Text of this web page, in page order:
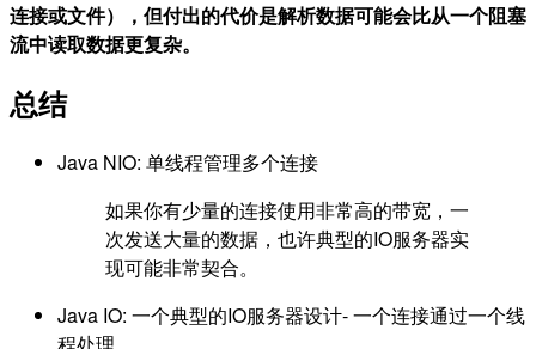
连接或文件），但付出的代价是解析数据可能会比从一个阻塞
流中读取数据更复杂。
总结
Java NIO: 单线程管理多个连接
如果你有少量的连接使用非常高的带宽，一
次发送大量的数据，也许典型的IO服务器实
现可能非常契合。
Java IO: 一个典型的IO服务器设计- 一个连接通过一个线